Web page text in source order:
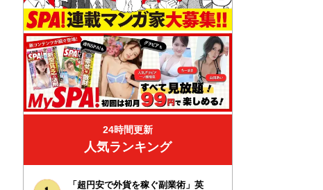
24時間更新
人気ランキング
「超円安で外貨を稼ぐ副業術」英